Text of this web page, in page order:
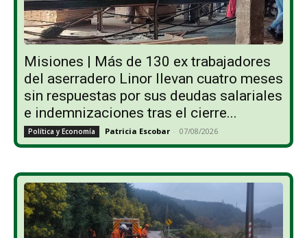
Misiones | Más de 130 ex trabajadores
del aserradero Linor llevan cuatro meses
sin respuestas por sus deudas salariales
e indemnizaciones tras el cierre...
Política y Economía Patricia Escobar - 07/08/2026